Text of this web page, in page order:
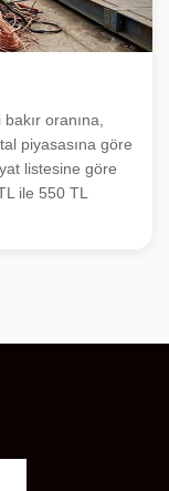
oranına,
piyasasına göre
listesine göre
ile 550 TL